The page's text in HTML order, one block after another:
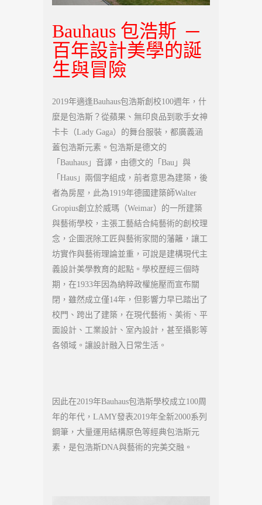
Bauhaus 包浩斯 ─
百年設計美學的誕
生與冒險
2019年適逢Bauhaus包浩斯創校100週年，什
麼是包浩斯？從蘋果、無印良品到歌手女神
卡卡（Lady Gaga）的舞台服裝，都廣義涵
蓋包浩斯元素。包浩斯是德文的
「Bauhaus」音譯，由德文的「Bau」與
「Haus」兩個字組成，前者意思為建築，後
者為房屋，此為1919年德國建築師Walter
Gropius創立於威瑪（Weimar）的一所建築
與藝術學校，主張工藝結合純藝術的創校理
念，企圖泯除工匠與藝術家間的藩籬，讓工
坊實作與藝術理論並重，可說是建構現代主
義設計美學教育的起點。學校歷經三個時
期，在1933年因為納粹政權施壓而宣布關
閉，雖然成立僅14年，但影響力早已踏出了
校門、跨出了建築，在現代藝術、美術、平
面設計、工業設計、室內設計，甚至攝影等
各領域。讓設計融入日常生活。
因此在2019年Bauhaus包浩斯學校成立100周
年的年代，LAMY發表2019年全新2000系列
鋼筆，大量運用結構原色等經典包浩斯元
素，是包浩斯DNA與藝術的完美交融。